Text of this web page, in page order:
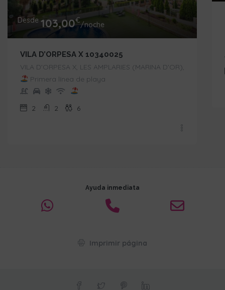
Desde 103,00€/noche
VILA D’ORPESA X 10340025
VILA D'ORPESA X, LES AMPLARIES (MARINA D'OR),
Primera línea de playa
2 2 6
Ayuda inmediata
Imprimir página